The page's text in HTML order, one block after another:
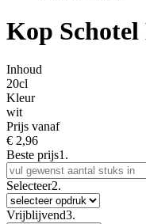
Kop
Inhoud
20cl
Kleur
wit
Prijs vanaf
€ 2,96
Beste prijs1.
Selecteer2.
Vrijblijvend3.